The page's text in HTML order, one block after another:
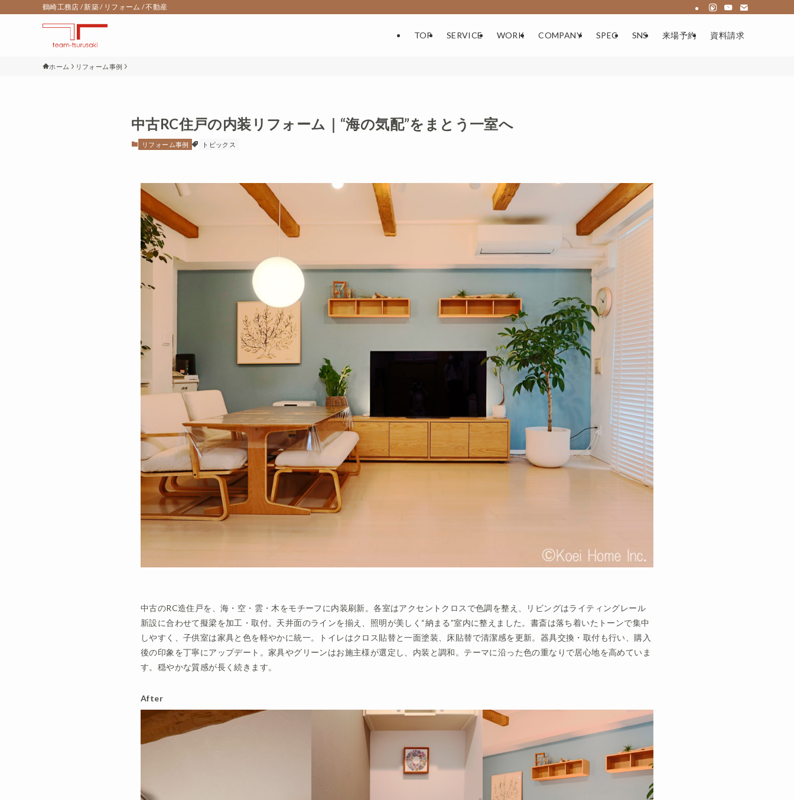
鶴崎工務店 / 新築 / リフォーム / 不動産
TOP SERVICE WORK COMPANY SPEC SNS 来場予約 資料請求
ホーム リフォーム事例
中古RC住戸の内装リフォーム｜“海の気配”をまとう一室へ
リフォーム事例 トピックス
中古のRC造住戸を、海・空・雲・木をモチーフに内装刷新。各室はアクセントクロスで色調を整え、リビングはライティングレール
新設に合わせて擬梁を加工・取付。天井面のラインを揃え、照明が美しく“納まる”室内に整えました。書斎は落ち着いたトーンで集中
しやすく、子供室は家具と色を軽やかに統一。トイレはクロス貼替と一面塗装、床貼替で清潔感を更新。器具交換・取付も行い、購入
後の印象を丁寧にアップデート。家具やグリーンはお施主様が選定し、内装と調和。テーマに沿った色の重なりで居心地を高めていま
す。穏やかな質感が長く続きます。
After